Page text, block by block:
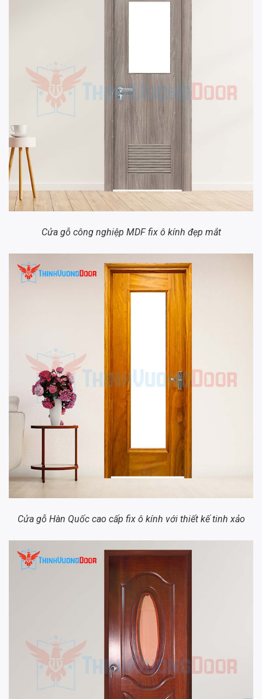
Cửa gỗ công nghiệp MDF fix ô kính đẹp mắt
Cửa gỗ Hàn Quốc cao cấp fix ô kính với thiết kế tinh xảo